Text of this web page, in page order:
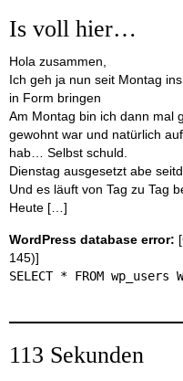
Is voll hier…
Hola zusammen,
Ich geh ja nun seit Montag
in Form bringen
Am Montag bin ich dann mal
gewohnt war und natürlich
hab… Selbst schuld.
Dienstag ausgesetzt abe
Und es läuft von Tag zu Tag
Heute […]
WordPress database error:
145)]
SELECT * FROM
113 Sekunden